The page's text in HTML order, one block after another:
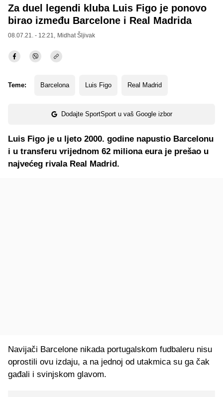
Za duel legendi kluba Luis Figo je ponovo
birao između Barcelone i Real Madrida
08.07.21. - 12:21, Midhat Šljivak
Teme: Barcelona Luis Figo Real Madrid
Dodajte SportSport u vaš Google izbor
Luis Figo je u ljeto 2000. godine napustio Barcelonu
i u transferu vrijednom 62 miliona eura je prešao u
najvećeg rivala Real Madrid.
Navijači Barcelone nikada portugalskom fudbaleru nisu
oprostili ovu izdaju, a na jednoj od utakmica su ga čak
gađali i svinjskom glavom.